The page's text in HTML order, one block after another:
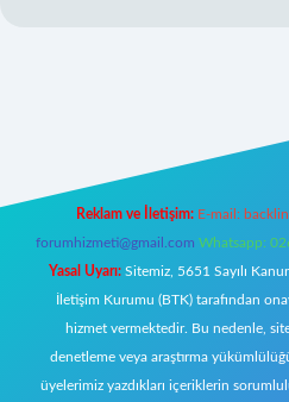
Reklam ve İletişim: E-mail:
forumhizmeti@gmail.com Whatsapp:
Yasal Uyarı: Sitemiz, 5651 Sayılı
İletişim Kurumu (BTK) tarafından
hizmet vermektedir. Bu nedenle,
denetleme veya araştırma
üyelerimiz yazdıkları içeriklerin